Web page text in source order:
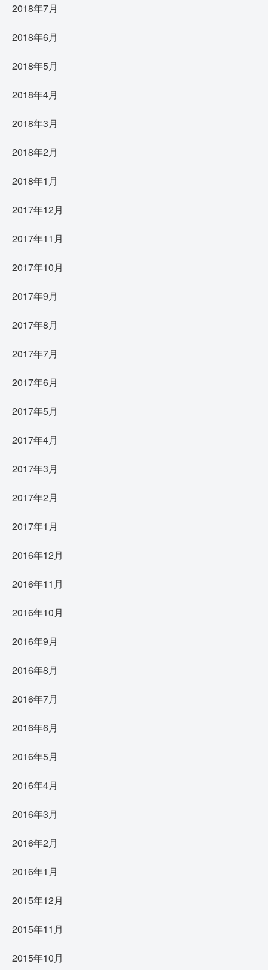
2018年7月
2018年6月
2018年5月
2018年4月
2018年3月
2018年2月
2018年1月
2017年12月
2017年11月
2017年10月
2017年9月
2017年8月
2017年7月
2017年6月
2017年5月
2017年4月
2017年3月
2017年2月
2017年1月
2016年12月
2016年11月
2016年10月
2016年9月
2016年8月
2016年7月
2016年6月
2016年5月
2016年4月
2016年3月
2016年2月
2016年1月
2015年12月
2015年11月
2015年10月